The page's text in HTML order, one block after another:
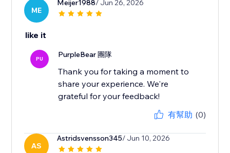
ME
Meijer1988/ Jun 26, 2026
like it
PU PurpleBear 團隊
Thank you for taking a moment to
share your experience. We're
grateful for your feedback!
有幫助 (0)
AS
Astridsvensson345/ Jun 10, 2026